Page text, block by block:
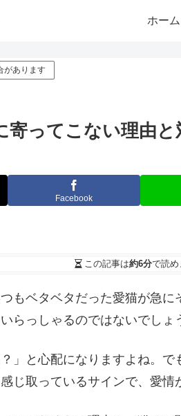
ホーム
があります
寄ってこない理由
Facebook
この記事は約6分で読め
もベタベタだった愛猫が急
らっしゃるのではないでしょ
？」と心配になりますよね。
じ取っているサインで、愛情